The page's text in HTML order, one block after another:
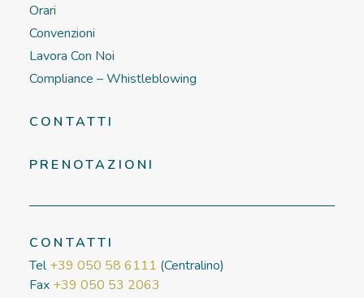
Orari
Convenzioni
Lavora Con Noi
Compliance – Whistleblowing
CONTATTI
PRENOTAZIONI
CONTATTI
Tel+39 050 58 6111 (Centralino)
Fax +39 050 53 2063